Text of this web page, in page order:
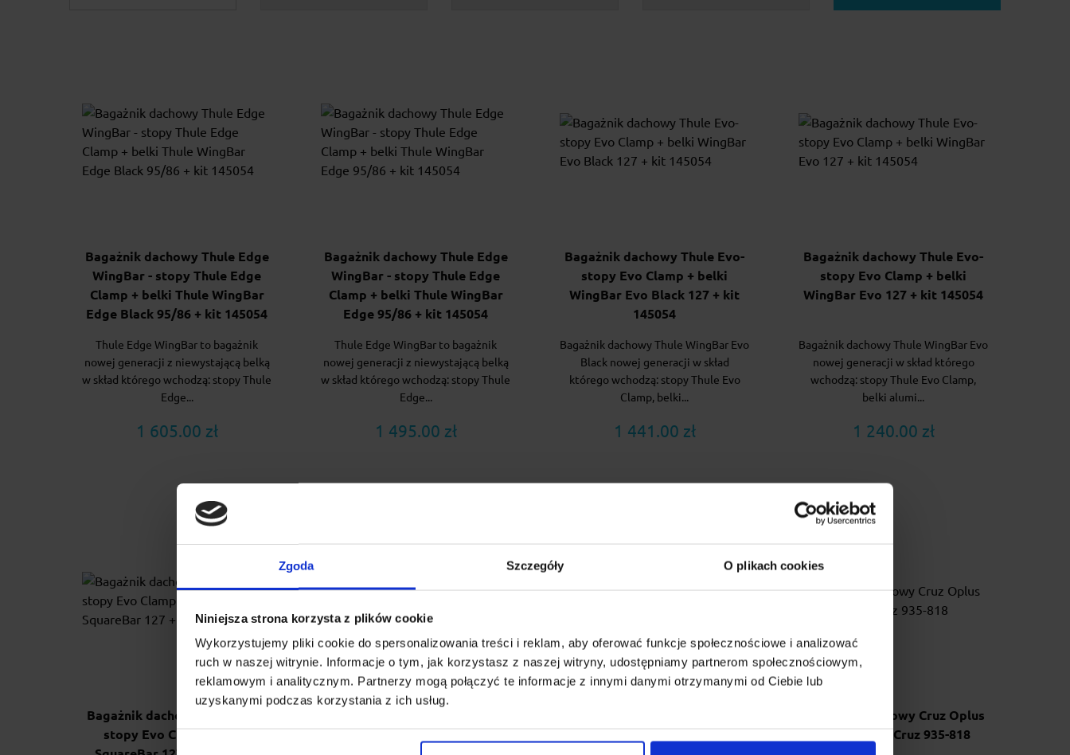
Zgoda Szczegóły O plikach cookies
Niniejsza strona korzysta z plików cookie
Wykorzystujemy pliki cookie do spersonalizowania treści i reklam, aby oferować funkcje społecznościowe i analizować
ruch w naszej witrynie. Informacje o tym, jak korzystasz z naszej witryny, udostępniamy partnerom społecznościowym,
reklamowym i analitycznym. Partnerzy mogą połączyć te informacje z innymi danymi otrzymanymi od Ciebie lub
uzyskanymi podczas korzystania z ich usług.
Bagażnik dachowy Thule Edge
WingBar - stopy Thule Edge
Clamp + belki Thule WingBar
Edge Black 95/86 + kit 145054
Thule Edge WingBar to bagażnik
nowej generacji z niewystającą belką
w skład którego wchodzą: stopy Thule
Edge...
1 605.00 zł
Bagażnik dachowy Thule Edge
WingBar - stopy Thule Edge
Clamp + belki Thule WingBar
Edge 95/86 + kit 145054
Thule Edge WingBar to bagażnik
nowej generacji z niewystającą belką
w skład którego wchodzą: stopy Thule
Edge...
1 495.00 zł
Bagażnik dachowy Thule Evo-
stopy Evo Clamp + belki
WingBar Evo Black 127 + kit
145054
Bagażnik dachowy Thule WingBar Evo
Black nowej generacji w skład
którego wchodzą: stopy Thule Evo
Clamp, belki...
1 441.00 zł
Bagażnik dachowy Thule Evo-
stopy Evo Clamp + belki
WingBar Evo 127 + kit 145054
Bagażnik dachowy Thule WingBar Evo
nowej generacji w skład którego
wchodzą: stopy Thule Evo Clamp,
belki alumi...
1 240.00 zł
Bagażnik dachowy Thule Evo-
stopy Evo Clamp + belki
Dark T118 + kity Cruz 935-818
T118 + kity Cruz 935-818
Bagażnik dachowy Cruz Oplus
ST120 + kity Cruz 935-818